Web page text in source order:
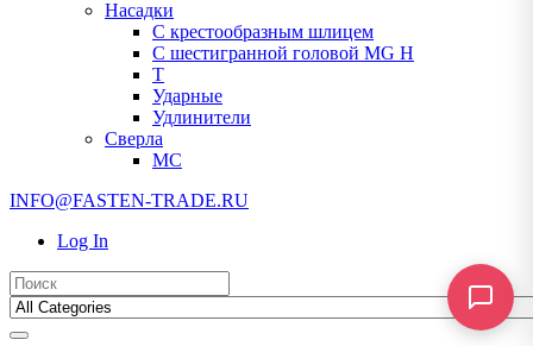
Насадки
С крестообразным шлицем
С шестигранной головой MG H
T
Ударные
Удлинители
Сверла
МС
INFO@FASTEN-TRADE.RU
Log In